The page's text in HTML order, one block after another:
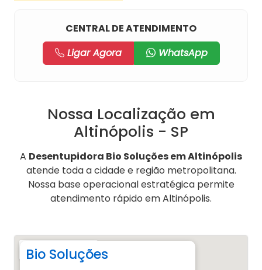
CENTRAL DE ATENDIMENTO
Ligar Agora
WhatsApp
Nossa Localização em
Altinópolis - SP
A Desentupidora Bio Soluções em Altinópolis
atende toda a cidade e região metropolitana.
Nossa base operacional estratégica permite
atendimento rápido em Altinópolis.
Bio Soluções